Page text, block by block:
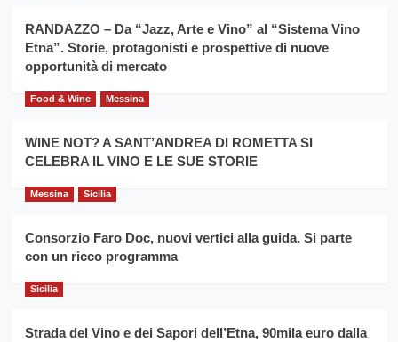
Franco
Caruso
RANDAZZO – Da “Jazz, Arte e Vino” al “Sistema Vino
Etna”. Storie, protagonisti e prospettive di nuove
opportunità di mercato
Food & Wine Messina
WINE NOT? A SANT’ANDREA DI ROMETTA SI
CELEBRA IL VINO E LE SUE STORIE
Messina Sicilia
Consorzio Faro Doc, nuovi vertici alla guida. Si parte
con un ricco programma
Sicilia
Strada del Vino e dei Sapori dell’Etna, 90mila euro dalla